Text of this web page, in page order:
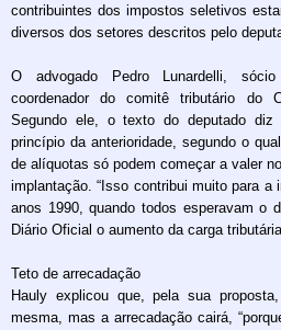
contribuintes dos impostos seletivos
diversos dos setores descritos pelo
O advogado Pedro Lunardelli,
coordenador do comitê tributário do
Segundo ele, o texto do deputado
princípio da anterioridade, segundo o
de alíquotas só podem começar a valer
implantação. “Isso contribui muito para a
anos 1990, quando todos esperavam o
Diário Oficial o aumento da carga
Teto de arrecadação
Hauly explicou que, pela sua
mesma, mas a arrecadação cairá,